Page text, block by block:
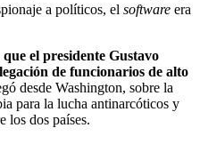
a políticos, el software era
el presidente Gustavo
de funcionarios de alto
desde Washington, sobre la
para la lucha antinarcóticos y
los dos países.